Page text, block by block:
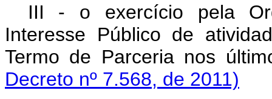
III - o exercício pela
Interesse Público de
Termo de Parceria nos
Decreto nº 7.568, de 2011)